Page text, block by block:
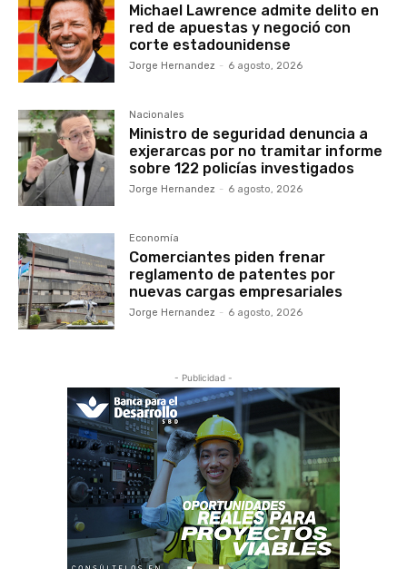
Michael Lawrence admite delito en
red de apuestas y negoció con
corte estadounidense
Jorge Hernandez - 6 agosto, 2026
Nacionales
Ministro de seguridad denuncia a
exjerarcas por no tramitar informe
sobre 122 policías investigados
Jorge Hernandez - 6 agosto, 2026
Economía
Comerciantes piden frenar
reglamento de patentes por
nuevas cargas empresariales
Jorge Hernandez - 6 agosto, 2026
- Publicidad -